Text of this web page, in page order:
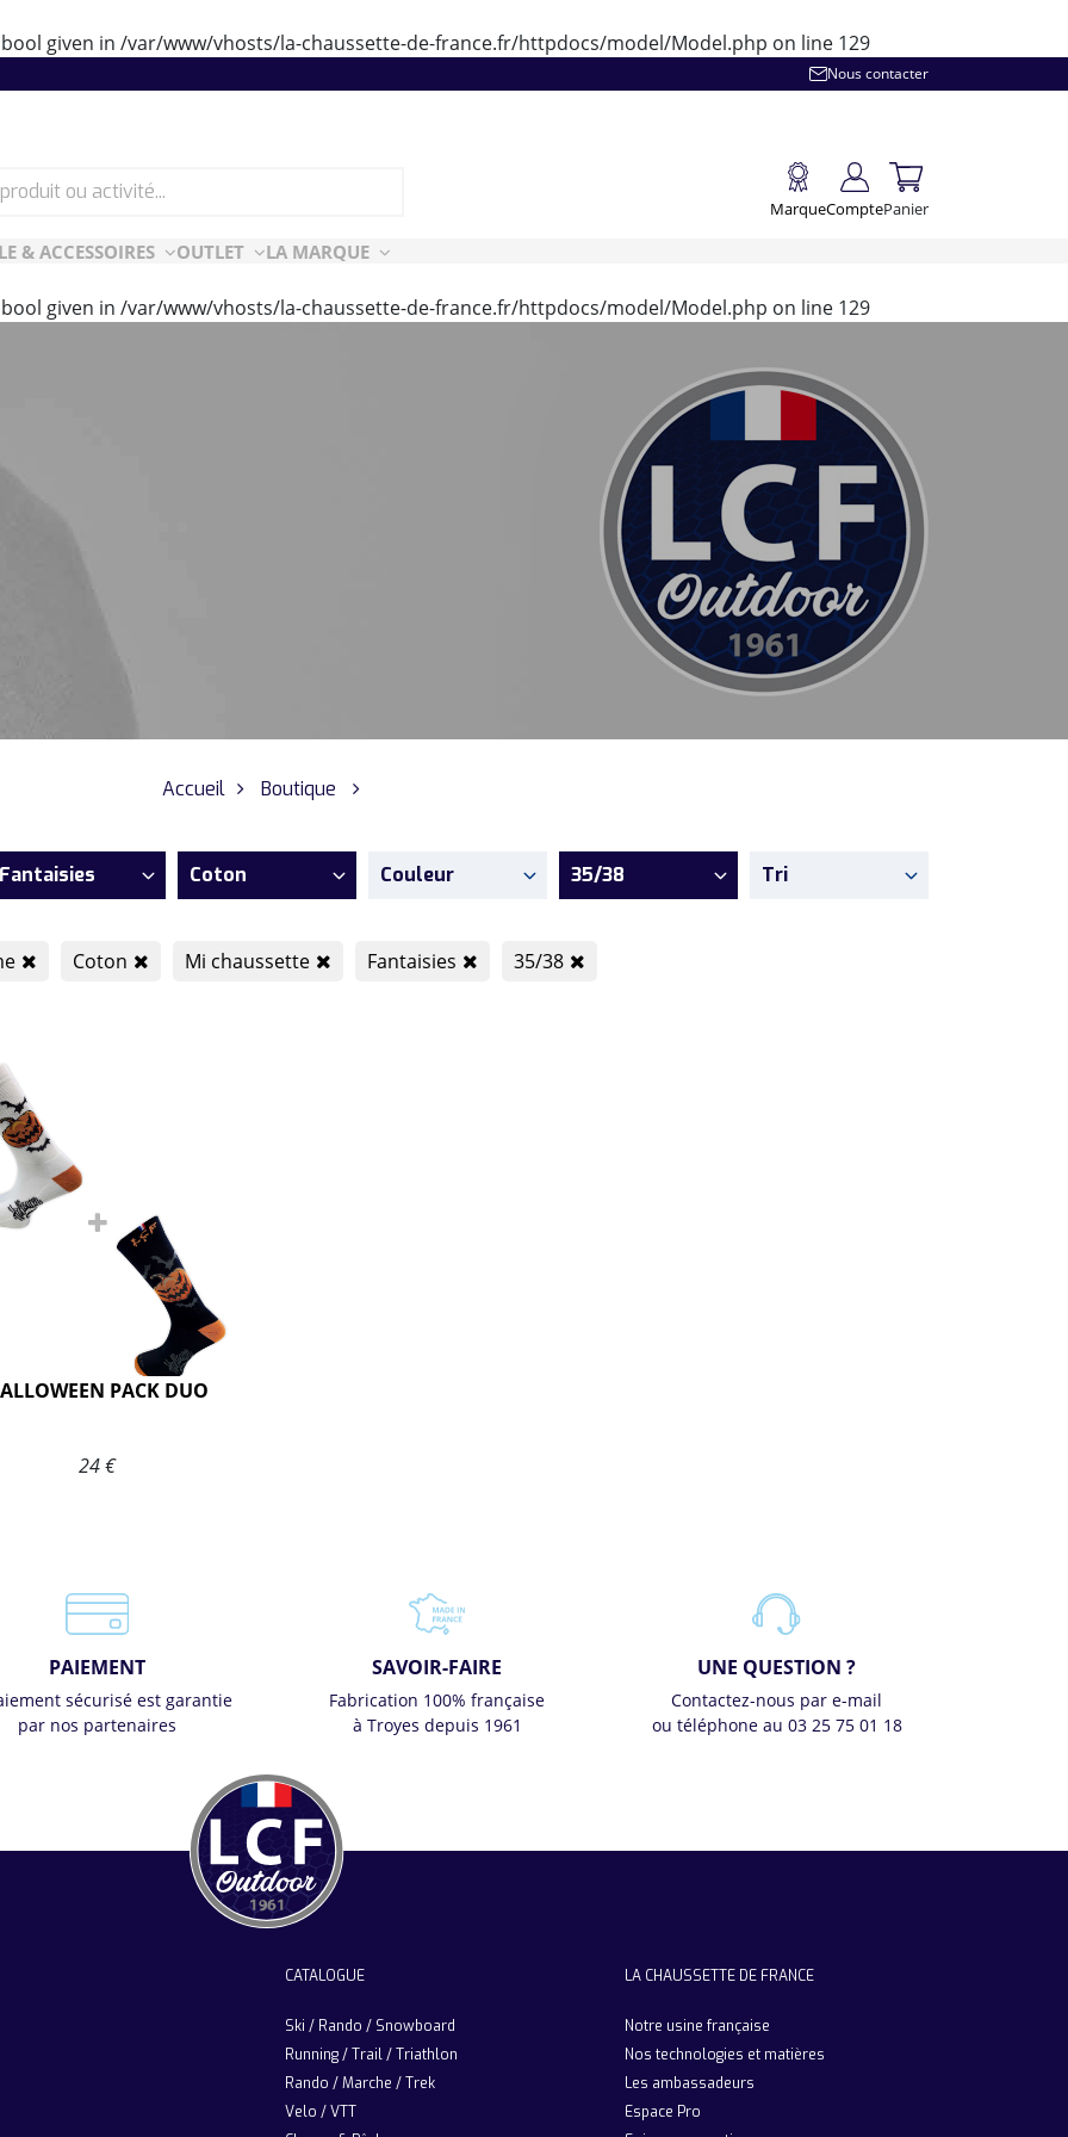
given in /var/www/vhosts/la-chaussette-de-france.fr/httpdocs/model/Model.php on line 129
Nous contacter
MarqueComptePanier
ESSENTIELLES
Style
& ACCESSOIRES OUTLET LA MARQUE
given in /var/www/vhosts/la-chaussette-de-france.fr/httpdocs/model/Model.php on line 129
Accueil Boutique
Fantaisies Coton Couleur 35/38 Tri
Coton Mi chaussette Fantaisies 35/38
PACK DUO
24 €
PAIEMENT
sécurisé est garantie
par nos partenaires
SAVOIR-FAIRE
Fabrication 100% française
à Troyes depuis 1961
UNE QUESTION ?
Contactez-nous par e-mail
ou téléphone au 03 25 75 01 18
CATALOGUE
Ski / Rando / Snowboard
Running / Trail / Triathlon
Rando / Marche / Trek
Velo / VTT
LA CHAUSSETTE DE FRANCE
Notre usine française
Nos technologies et matières
Les ambassadeurs
Espace Pro